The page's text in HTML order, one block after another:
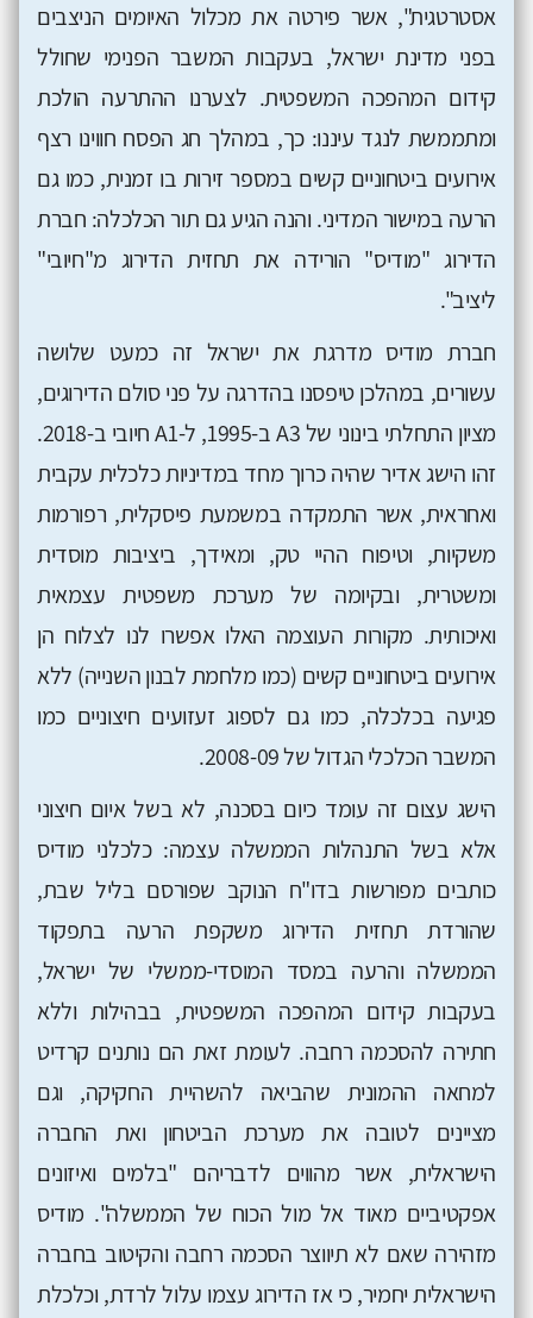
אסטרטגית", אשר פירטה את מכלול האיומים הניצבים
בפני מדינת ישראל, בעקבות המשבר הפנימי שחולל
קידום המהפכה המשפטית. לצערנו ההתרעה הולכת
ומתממשת לנגד עיננו: כך, במהלך חג הפסח חווינו רצף
אירועים ביטחוניים קשים במספר זירות בו זמנית, כמו גם
הרעה במישור המדיני. והנה הגיע גם תור הכלכלה: חברת
הדירוג "מודיס" הורידה את תחזית הדירוג מ"חיובי"
ליציב".
חברת מודיס מדרגת את ישראל זה כמעט שלושה
עשורים, במהלכן טיפסנו בהדרגה על פני סולם הדירוגים,
מציון התחלתי בינוני של A3 ב-1995, ל-A1 חיובי ב-2018.
זהו הישג אדיר שהיה כרוך מחד במדיניות כלכלית עקבית
ואחראית, אשר התמקדה במשמעת פיסקלית, רפורמות
משקיות, וטיפוח ההיי טק, ומאידך, ביציבות מוסדית
ומשטרית, ובקיומה של מערכת משפטית עצמאית
ואיכותית. מקורות העוצמה האלו אפשרו לנו לצלוח הן
אירועים ביטחוניים קשים (כמו מלחמת לבנון השנייה) ללא
פגיעה בכלכלה, כמו גם לספוג זעזועים חיצוניים כמו
המשבר הכלכלי הגדול של 2008-09.
הישג עצום זה עומד כיום בסכנה, לא בשל איום חיצוני
אלא בשל התנהלות הממשלה עצמה: כלכלני מודיס
כותבים מפורשות בדו"ח הנוקב שפורסם בליל שבת,
שהורדת תחזית הדירוג משקפת הרעה בתפקוד
הממשלה והרעה במסד המוסדי-ממשלי של ישראל,
בעקבות קידום המהפכה המשפטית, בבהילות וללא
חתירה להסכמה רחבה. לעומת זאת הם נותנים קרדיט
למחאה ההמונית שהביאה להשהיית החקיקה, וגם
מציינים לטובה את מערכת הביטחון ואת החברה
הישראלית, אשר מהווים לדבריהם "בלמים ואיזונים
אפקטיביים מאוד אל מול הכוח של הממשלה". מודיס
מזהירה שאם לא תיווצר הסכמה רחבה והקיטוב בחברה
הישראלית יחמיר, כי אז הדירוג עצמו עלול לרדת, וכלכלת